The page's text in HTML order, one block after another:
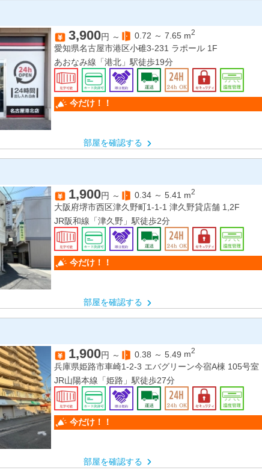
3,900円 ～ 0.72 ～ 7.65 m2
愛知県名古屋市港区小碓3-231 ラポール 1F
あおなみ線「港北」駅徒歩19分
今だけ！！
部屋を確認する
1,900円 ～ 0.34 ～ 5.41 m2
大阪府堺市西区津久野町1-1-1 津久野貸店舗 1,2F
JR阪和線「津久野」駅徒歩2分
今だけ！！
部屋を確認する
1,900円 ～ 0.38 ～ 5.49 m2
兵庫県姫路市車崎1-2-3 エバグリーン今宿A棟 105号室
JR山陽本線「姫路」駅徒歩27分
今だけ！！
部屋を確認する